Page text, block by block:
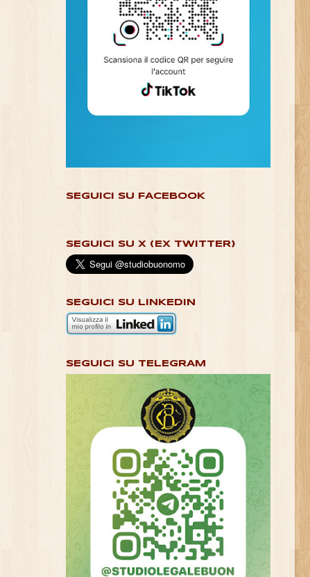
SEGUICI SU FACEBOOK
SEGUICI SU X (EX TWITTER)
SEGUICI SU LINKEDIN
SEGUICI SU TELEGRAM